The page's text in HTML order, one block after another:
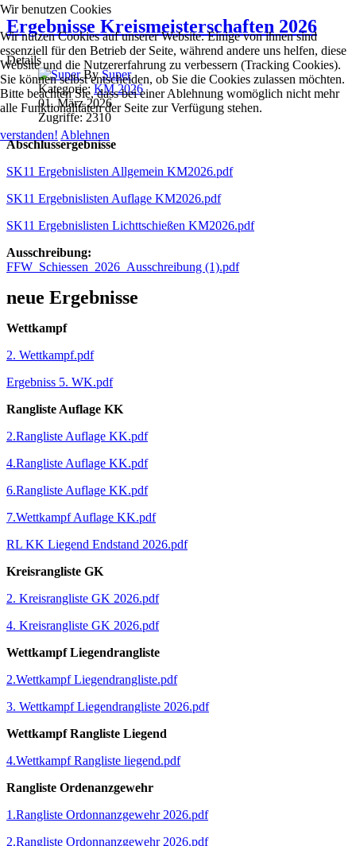
Ergebnisse Kreismeisterschaften 2026
Details
BySuper
Kategorie: KM 2026
01. März 2026
Zugriffe: 2310
Abschlussergebnisse
SK11 Ergebnislisten Allgemein KM2026.pdf
SK11 Ergebnislisten Auflage KM2026.pdf
SK11 Ergebnislisten Lichttschießen KM2026.pdf
Ausschreibung:
FFW_Schiessen_2026_Ausschreibung (1).pdf
neue Ergebnisse
Wettkampf
2. Wettkampf.pdf
Ergebniss 5. WK.pdf
Rangliste Auflage KK
2.Rangliste Auflage KK.pdf
4.Rangliste Auflage KK.pdf
6.Rangliste Auflage KK.pdf
7.Wettkampf Auflage KK.pdf
RL KK Liegend Endstand 2026.pdf
Kreisrangliste GK
2. Kreisrangliste GK 2026.pdf
4. Kreisrangliste GK 2026.pdf
Wettkampf Liegendrangliste
2.Wettkampf Liegendrangliste.pdf
3. Wettkampf Liegendrangliste 2026.pdf
Wettkampf Rangliste Liegend
4.Wettkampf Rangliste liegend.pdf
Rangliste Ordenanzgewehr
1.Rangliste Ordonnanzgewehr 2026.pdf
2.Rangliste Ordonnanzgewehr 2026.pdf
Wir benutzen Cookies
Wir nutzen Cookies auf unserer Website. Einige von ihnen sind
essenziell für den Betrieb der Seite, während andere uns helfen, diese
Website und die Nutzererfahrung zu verbessern (Tracking Cookies).
Sie können selbst entscheiden, ob Sie die Cookies zulassen möchten.
Bitte beachten Sie, dass bei einer Ablehnung womöglich nicht mehr
alle Funktionalitäten der Seite zur Verfügung stehen.
verstanden! Ablehnen